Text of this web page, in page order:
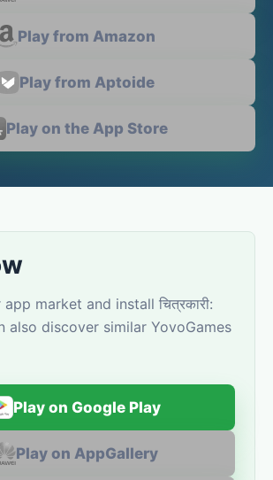
Play from Amazon
Play from Aptoide
Play on the App Store
market and install चित्रकारी:
also discover similar YovoGames
Play on Google Play
Play on AppGallery